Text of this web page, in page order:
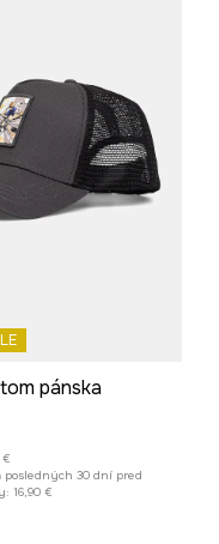
pánska
€
30 dní pred
16,90 €